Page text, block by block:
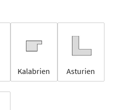
Kalabrien Asturien